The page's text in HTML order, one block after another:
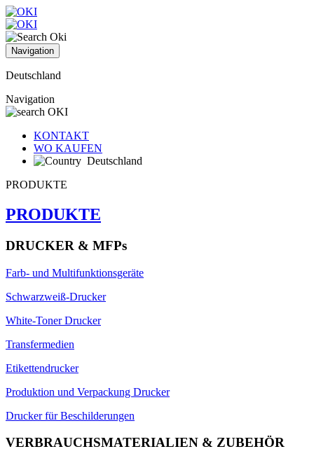
Navigation
Deutschland
Navigation
KONTAKT
WO KAUFEN
Deutschland
PRODUKTE
PRODUKTE
DRUCKER & MFPs
Farb- und Multifunktionsgeräte
Schwarzweiß-Drucker
White-Toner Drucker
Transfermedien
Etikettendrucker
Produktion und Verpackung Drucker
Drucker für Beschilderungen
VERBRAUCHSMATERIALIEN & ZUBEHÖR